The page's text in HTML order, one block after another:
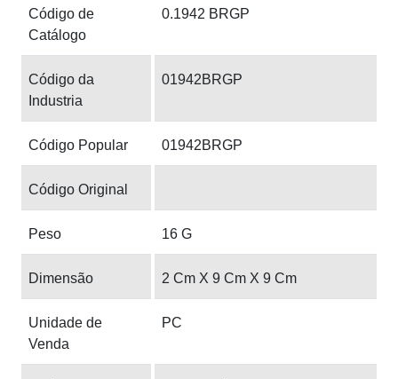
Código de
Catálogo
0.1942 BRGP
Código da
Industria
01942BRGP
Código Popular 01942BRGP
Código Original
Peso 16 G
Dimensão 2 Cm X 9 Cm X 9 Cm
Unidade de
Venda
PC